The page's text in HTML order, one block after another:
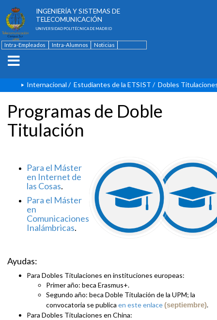
INGENIERÍA Y SISTEMAS DE
TELECOMUNICACIÓN
UNIVERSIDAD POLITÉCNICA DE MADRID
Intra-Empleados Intra-Alumnos
Noticias
Internacional / Estudiantes de la ETSIST / Dobles
Programas de Doble
Titulación
Para el Máster
en Internet de
las Cosas.
Para el Máster
en
Comunicaciones
Inalámbricas.
Ayudas:
Para Dobles Titulaciones en instituciones europeas:
Primer año: beca Erasmus+.
Segundo año: beca Doble Titulación de la UPM; la
convocatoria se publica en este enlace(septiembre).
Para Dobles Titulaciones en China: